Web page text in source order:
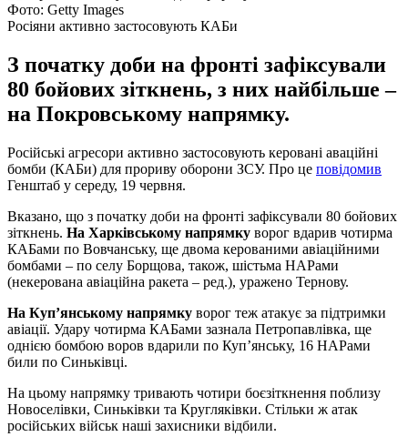
Фото: Getty Images
Росіяни активно застосовують КАБи
З початку доби на фронті зафіксували
80 бойових зіткнень, з них найбільше –
на Покровському напрямку.
Російські агресори активно застосовують керовані аваційні
бомби (КАБи) для прориву оборони ЗСУ. Про це повідомив
Генштаб у середу, 19 червня.
Вказано, що з початку доби на фронті зафіксували 80 бойових
зіткнень. На Харківському напрямку ворог вдарив чотирма
КАБами по Вовчанську, ще двома керованими авіаційними
бомбами – по селу Борщова, також, шістьма НАРами
(некерована авіаційна ракета – ред.), уражено Тернову.
На Куп’янському напрямку ворог теж атакує за підтримки
авіації. Удару чотирма КАБами зазнала Петропавлівка, ще
однією бомбою воров вдарили по Куп’янську, 16 НАРами
били по Синьківці.
На цьому напрямку тривають чотири боєзіткнення поблизу
Новоселівки, Синьківки та Кругляківки. Стільки ж атак
російських військ наші захисники відбили.